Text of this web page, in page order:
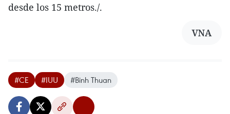
desde los 15 metros./.
VNA
#CE #IUU #Binh Thuan